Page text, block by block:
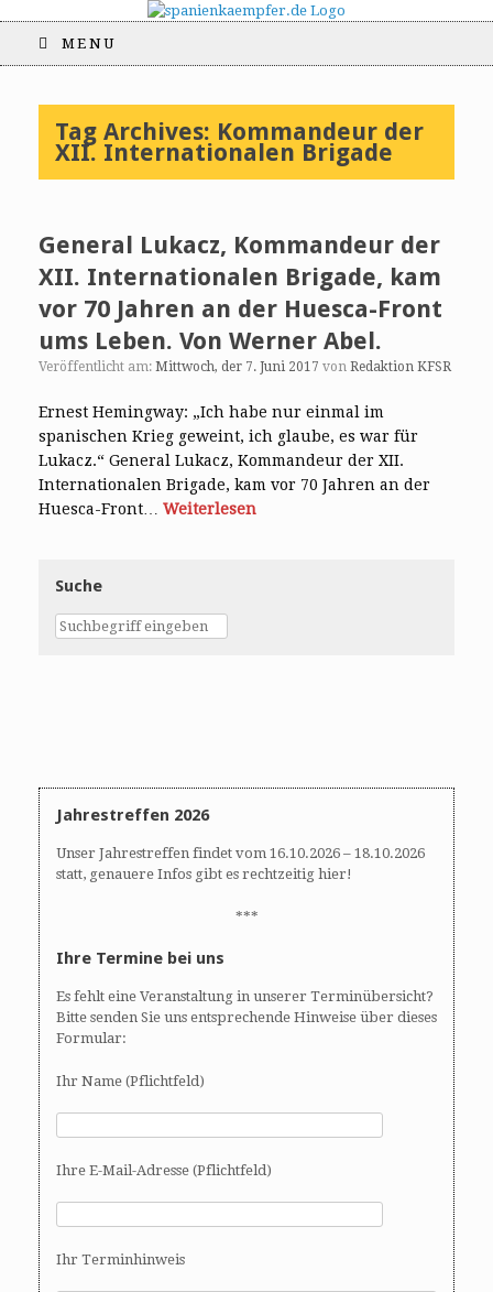
MENU
Tag Archives: Kommandeur der
XII. Internationalen Brigade
General Lukacz, Kommandeur der
XII. Internationalen Brigade, kam
vor 70 Jahren an der Huesca-Front
ums Leben. Von Werner Abel.
Veröffentlicht am: Mittwoch, der 7. Juni 2017 von Redaktion KFSR
Ernest Hemingway: „Ich habe nur einmal im
spanischen Krieg geweint, ich glaube, es war für
Lukacz.“ General Lukacz, Kommandeur der XII.
Internationalen Brigade, kam vor 70 Jahren an der
Huesca-Front… Weiterlesen
Suche
Jahrestreffen 2026
Unser Jahrestreffen findet vom 16.10.2026 – 18.10.2026
statt, genauere Infos gibt es rechtzeitig hier!
***
Ihre Termine bei uns
Es fehlt eine Veranstaltung in unserer Terminübersicht?
Bitte senden Sie uns entsprechende Hinweise über dieses
Formular:
Ihr Name (Pflichtfeld)
Ihre E-Mail-Adresse (Pflichtfeld)
Ihr Terminhinweis